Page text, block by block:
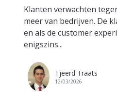
Klanten verwachten
meer van bedrijven. De
en als de customer
enigszins...
Tjeerd Traats
12/03/2026